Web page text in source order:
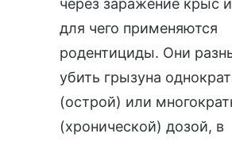
через заражение крыс
для чего применяются
родентициды. Они
убить грызуна
(острой) или
(хронической) дозой, в